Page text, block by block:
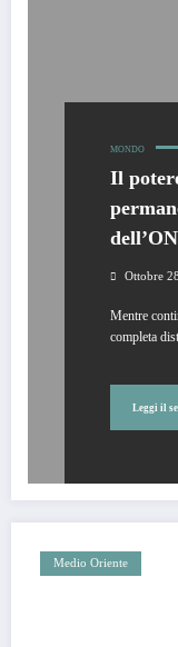
MONDO
Il
Ottobre
Mentre
completa
Leggi il
Medio Oriente